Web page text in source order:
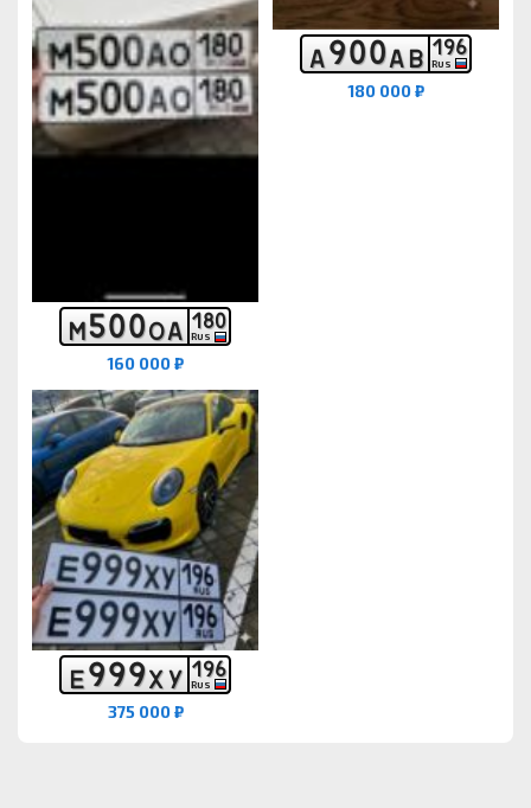
М500ОА 180
RUS
160 000 ₽
А900АВ 196
RUS
180 000 ₽
Е999ХУ 196
RUS
375 000 ₽